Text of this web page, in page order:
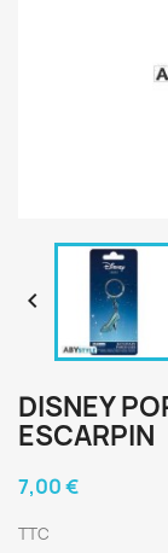

DISNEY
ESCARPIN
7,00 €
TTC